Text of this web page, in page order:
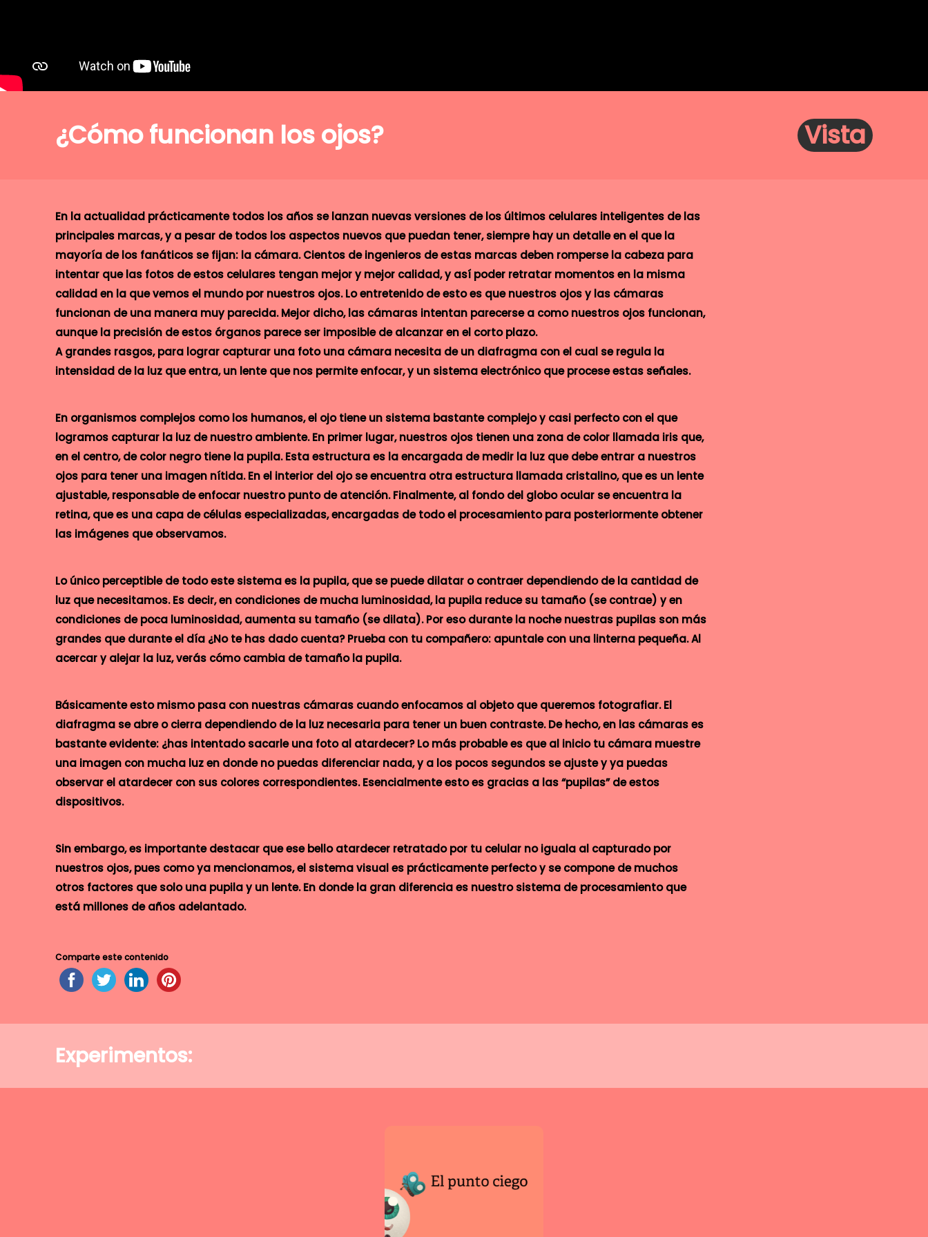
¿Cómo funcionan los ojos? Vista
En la actualidad prácticamente todos los años se lanzan nuevas versiones de los últimos celulares inteligentes de las
principales marcas, y a pesar de todos los aspectos nuevos que puedan tener, siempre hay un detalle en el que la
mayoría de los fanáticos se fijan: la cámara. Cientos de ingenieros de estas marcas deben romperse la cabeza para
intentar que las fotos de estos celulares tengan mejor y mejor calidad, y así poder retratar momentos en la misma
calidad en la que vemos el mundo por nuestros ojos. Lo entretenido de esto es que nuestros ojos y las cámaras
funcionan de una manera muy parecida. Mejor dicho, las cámaras intentan parecerse a como nuestros ojos funcionan,
aunque la precisión de estos órganos parece ser imposible de alcanzar en el corto plazo.
A grandes rasgos, para lograr capturar una foto una cámara necesita de un diafragma con el cual se regula la
intensidad de la luz que entra, un lente que nos permite enfocar, y un sistema electrónico que procese estas señales.
En organismos complejos como los humanos, el ojo tiene un sistema bastante complejo y casi perfecto con el que
logramos capturar la luz de nuestro ambiente. En primer lugar, nuestros ojos tienen una zona de color llamada iris que,
en el centro, de color negro tiene la pupila. Esta estructura es la encargada de medir la luz que debe entrar a nuestros
ojos para tener una imagen nítida. En el interior del ojo se encuentra otra estructura llamada cristalino, que es un lente
ajustable, responsable de enfocar nuestro punto de atención. Finalmente, al fondo del globo ocular se encuentra la
retina, que es una capa de células especializadas, encargadas de todo el procesamiento para posteriormente obtener
las imágenes que observamos.
Lo único perceptible de todo este sistema es la pupila, que se puede dilatar o contraer dependiendo de la cantidad de
luz que necesitamos. Es decir, en condiciones de mucha luminosidad, la pupila reduce su tamaño (se contrae) y en
condiciones de poca luminosidad, aumenta su tamaño (se dilata). Por eso durante la noche nuestras pupilas son más
grandes que durante el día ¿No te has dado cuenta? Prueba con tu compañero: apuntale con una linterna pequeña. Al
acercar y alejar la luz, verás cómo cambia de tamaño la pupila.
Básicamente esto mismo pasa con nuestras cámaras cuando enfocamos al objeto que queremos fotografiar. El
diafragma se abre o cierra dependiendo de la luz necesaria para tener un buen contraste. De hecho, en las cámaras es
bastante evidente: ¿has intentado sacarle una foto al atardecer? Lo más probable es que al inicio tu cámara muestre
una imagen con mucha luz en donde no puedas diferenciar nada, y a los pocos segundos se ajuste y ya puedas
observar el atardecer con sus colores correspondientes. Esencialmente esto es gracias a las “pupilas” de estos
dispositivos.
Sin embargo, es importante destacar que ese bello atardecer retratado por tu celular no iguala al capturado por
nuestros ojos, pues como ya mencionamos, el sistema visual es prácticamente perfecto y se compone de muchos
otros factores que solo una pupila y un lente. En donde la gran diferencia es nuestro sistema de procesamiento que
está millones de años adelantado.
Comparte este contenido
Experimentos: